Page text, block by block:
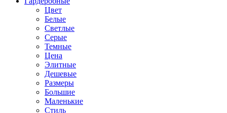
Цвет
Белые
Светлые
Серые
Темные
Цена
Элитные
Дешевые
Размеры
Большие
Маленькие
Стиль